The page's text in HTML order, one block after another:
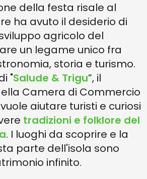
della festa risale al
ha avuto il desiderio di
agricolo del
un legame unico fra
storia e turismo.
"Salude & Trigu”, il
Camera di Commercio
aiutare turisti e curiosi
tradizioni e folklore del
. I luoghi da scoprire e la
parte dell'isola sono
infinito.